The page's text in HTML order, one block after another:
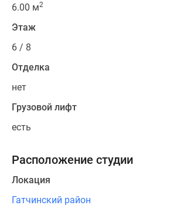
6.00 м2
Этаж
6 / 8
Отделка
нет
Грузовой лифт
есть
Расположение студии
Локация
Гатчинский район